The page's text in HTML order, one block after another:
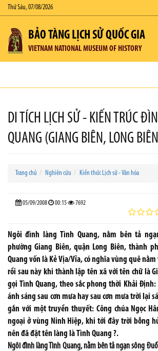
Thứ Sáu, 07/08/2026
BẢO TÀNG LỊCH SỬ QUỐC GIA
VIETNAM NATIONAL MUSEUM OF HISTORY
DI TÍCH LỊCH SỬ - KIẾN TRÚC
QUANG (GIANG BIÊN, LONG
Trang chủ Nghiên cứu Kiến thức Lịch sử - Văn hóa
05/09/2008 00:15 7692
Ngôi đình làng Tình Quang, nằm bên tả
phường Giang Biên, quận Long Biên, thành
Quang vốn là Kẻ Vịa/Vỉa, có nghĩa vùng quê
rồi sau này khi thành lập tên xã với tên chữ là
gọi Tình Quang, theo sắc phong thời Khải Định:
ánh sáng sau cơn mưa hay sau cơn mưa trời lại
gắn với một truyền thuyết: Công chúa Ngọc
ngoại ở vùng Ninh Hiệp, khi tới đây trời bỗng
nên đã đặt tên làng là Tình Quang ?.
Ngôi đình làng Tình Quang, nằm bên tả ngạn sông